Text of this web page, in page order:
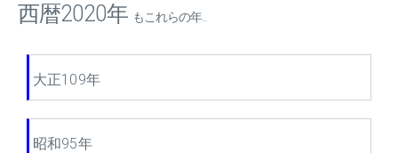
西暦2020年 もこれらの年...
大正109年
昭和95年